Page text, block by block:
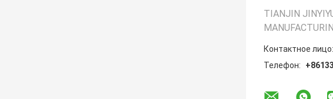
TIANJIN
Контактное лицо:
Телефон: